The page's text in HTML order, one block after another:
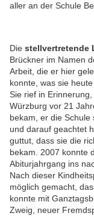
aller an der Schule
Die stellvertretende
Brückner im Namen
Arbeit, die er hier
konnte, was sie
Sie rief in
Würzburg vor 21
bekam, er die
und darauf geachtet
guttut, dass sie die
bekam. 2007 konnte
Abiturjahrgang ins
Nach dieser
möglich gemacht,
konnte mit
Zweig, neuer